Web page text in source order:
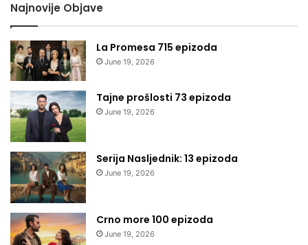
Najnovije Objave
La Promesa 715 epizoda
June 19, 2026
Tajne prošlosti 73 epizoda
June 19, 2026
Serija Nasljednik: 13 epizoda
June 19, 2026
Crno more 100 epizoda
June 19, 2026